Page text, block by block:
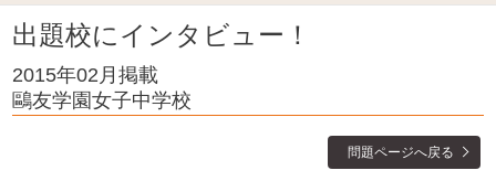
出題校にインタビュー！
2015年02月掲載
鷗友学園女子中学校
問題ページへ戻る